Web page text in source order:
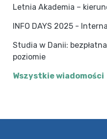
Letnia Akademia –
INFO DAYS 2025 -
Studia w Danii:
poziomie
Wszystkie wiadomości